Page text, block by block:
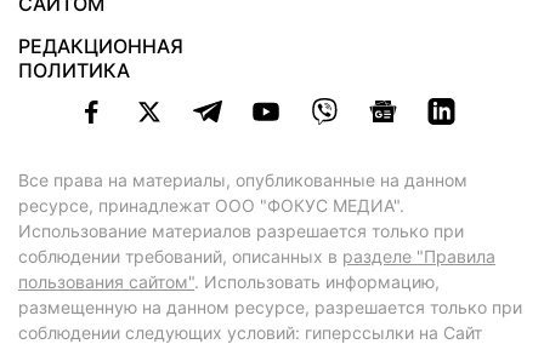
РЕДАКЦИОННАЯ
ПОЛИТИКА
Все права на материалы, опубликованные на данном
ресурсе, принадлежат ООО "ФОКУС МЕДИА".
Использование материалов разрешается только при
соблюдении требований, описанных в разделе "Правила
пользования сайтом". Использовать информацию,
размещенную на данном ресурсе, разрешается только при
соблюдении следующих условий: гиперссылки на Сайт